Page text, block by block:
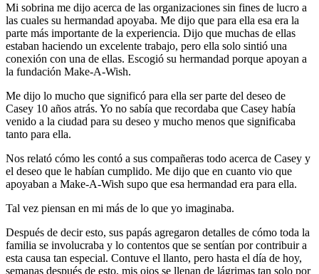
Mi sobrina me dijo acerca de las organizaciones sin fines de lucro a
las cuales su hermandad apoyaba. Me dijo que para ella esa era la
parte más importante de la experiencia. Dijo que muchas de ellas
estaban haciendo un excelente trabajo, pero ella solo sintió una
conexión con una de ellas. Escogió su hermandad porque apoyan a
la fundación Make-A-Wish.
Me dijo lo mucho que significó para ella ser parte del deseo de
Casey 10 años atrás. Yo no sabía que recordaba que Casey había
venido a la ciudad para su deseo y mucho menos que significaba
tanto para ella.
Nos relató cómo les contó a sus compañeras todo acerca de Casey y
el deseo que le habían cumplido. Me dijo que en cuanto vio que
apoyaban a Make-A-Wish supo que esa hermandad era para ella.
Tal vez piensan en mi más de lo que yo imaginaba.
Después de decir esto, sus papás agregaron detalles de cómo toda la
familia se involucraba y lo contentos que se sentían por contribuir a
esta causa tan especial. Contuve el llanto, pero hasta el día de hoy,
semanas después de esto, mis ojos se llenan de lágrimas tan solo por